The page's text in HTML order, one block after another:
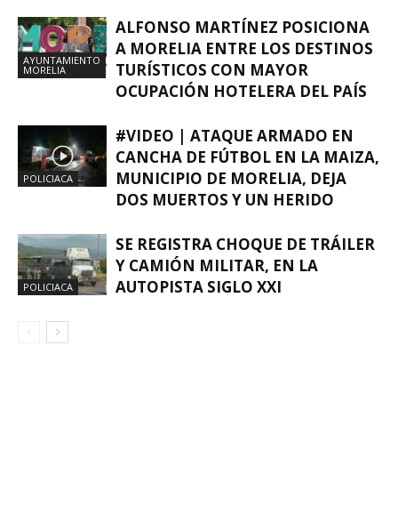
AYUNTAMIENTO
MORELIA
ALFONSO MARTÍNEZ POSICIONA
A MORELIA ENTRE LOS DESTINOS
TURÍSTICOS CON MAYOR
OCUPACIÓN HOTELERA DEL PAÍS
POLICIACA
#VIDEO | ATAQUE ARMADO EN
CANCHA DE FÚTBOL EN LA MAIZA,
MUNICIPIO DE MORELIA, DEJA
DOS MUERTOS Y UN HERIDO
POLICIACA
SE REGISTRA CHOQUE DE TRÁILER
Y CAMIÓN MILITAR, EN LA
AUTOPISTA SIGLO XXI